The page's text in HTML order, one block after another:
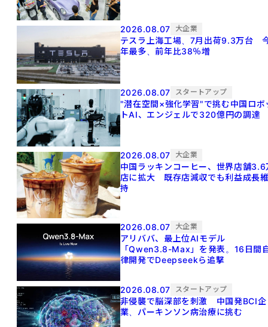
2026.08.07 大企業
テスラ上海工場、7月出荷9.3万台
年最多、前年比38％増
2026.08.07 スタートアップ
"潜在空間×強化学習"で挑む中国ロボ
トAI、エンジェルで320億円の調達
2026.08.07 大企業
中国ラッキンコーヒー、世界店舗3.6
店に拡大 既存店減収でも利益成長
持
2026.08.07 大企業
アリババ、最上位AIモデル
「Qwen3.8-Max」を発表。16日間
律開発でDeepseekら追撃
2026.08.07 スタートアップ
非侵襲で脳深部を刺激 中国発BCI企
業、パーキンソン病治療に挑む